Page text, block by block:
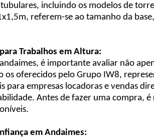
incluindo os modelos de
referem-se ao tamanho da
Trabalhos em Altura:
é importante avaliar não
os oferecidos pelo Grupo IW8,
para empresas locadoras e vendas
Antes de fazer uma compra,
em Andaimes: